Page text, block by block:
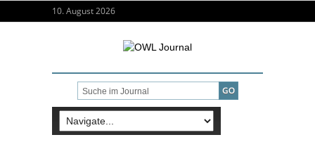
10. August 2026